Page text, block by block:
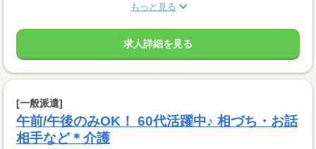
もっと見る
求人詳細を見る
[一般派遣]
午前/午後のみOK！ 60代活躍中♪ 相づち・お話
相手など＊介護